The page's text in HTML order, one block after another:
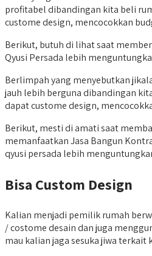
profitabel dibandingan kita beli
custome design, mencocokkan
Berikut, butuh di lihat saat
Qyusi Persada lebih
Berlimpah yang menyebutkan
jauh lebih berguna dibandingan
dapat custome design,
Berikut, mesti di amati saat
memanfaatkan Jasa Bangun
qyusi persada lebih
Bisa Custom Design
Kalian menjadi pemilik rumah
/ costome desain dan juga
mau kalian jaga sesuka jiwa terkait